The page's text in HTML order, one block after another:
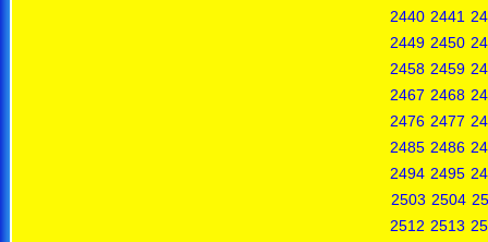
2440 2441
2449 2450
2458 2459
2467 2468
2476 2477
2485 2486
2494 2495
2503 2504
2512 2513